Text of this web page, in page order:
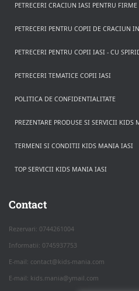
PETRECERI CRACIUN IASI PENTRU
PETRECERI PENTRU COPII DE CRACIUN
PETRECERI PENTRU COPII IASI - CU
PETRECERI TEMATICE COPII IASI
POLITICA DE CONFIDENTIALITATE
PREZENTARE PRODUSE SI SERVICII KIDS
TERMENI SI CONDITII KIDS MANIA IASI
TOP SERVICII KIDS MANIA IASI
Contact
Rezervari: 0744261004
Informatii: 0745937753
E-mail: contact@kids-mania.com
E-mail: kids.mania@ymail.com
Apasa pe o categorie ca sa vezi
PETRECERI COPII